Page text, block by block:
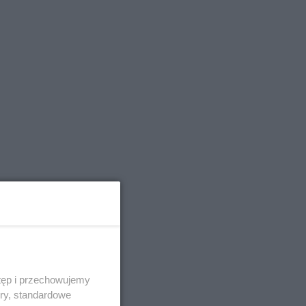
i przechowujemy
standardowe